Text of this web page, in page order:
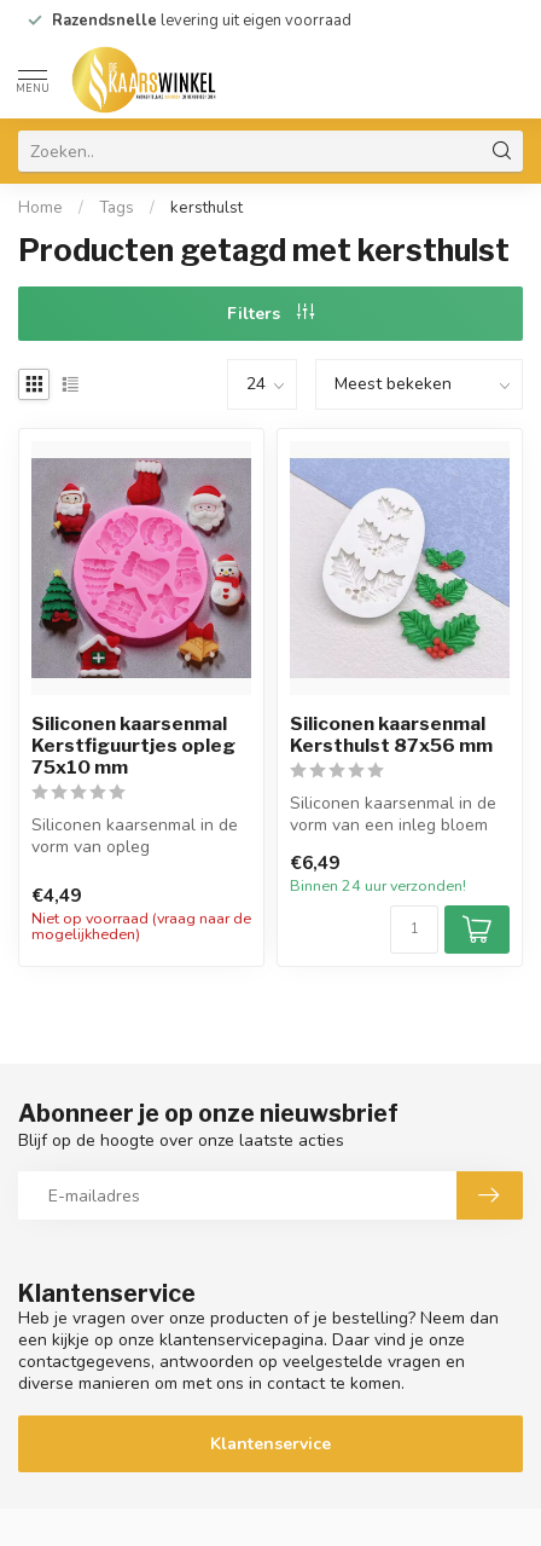
Razendsnelle levering uit eigen voorraad
MENU
Home / Tags / kersthulst
Producten getagd met kersthulst
Filters
Siliconen kaarsenmal
Kerstfiguurtjes opleg
75x10 mm
Siliconen kaarsenmal in de
vorm van opleg
vormpjes met een...
€4,49
Niet op voorraad (vraag naar de
mogelijkheden)
Siliconen kaarsenmal
Kersthulst 87x56 mm
Siliconen kaarsenmal in de
vorm van een inleg bloem
met ...
€6,49
Binnen 24 uur verzonden!
Klantenservice
Heb je vragen over onze producten of je bestelling? Neem dan
een kijkje op onze klantenservicepagina. Daar vind je onze
contactgegevens, antwoorden op veelgestelde vragen en
diverse manieren om met ons in contact te komen.
Klantenservice
Abonneer je op onze nieuwsbrief
Blijf op de hoogte over onze laatste acties